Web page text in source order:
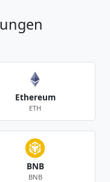
Ethereum
ETH
BNB
BNB